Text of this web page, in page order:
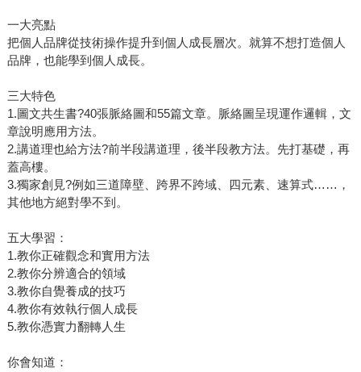
一大亮點
把個人品牌從技術操作提升到個人成長層次。就算不想打造個人
品牌，也能學到個人成長。
三大特色
1.圖文共生書?40張脈絡圖和55篇文章。脈絡圖呈現運作邏輯，文
章說明應用方法。
2.講道理也給方法?前半段講道理，後半段教方法。先打基礎，再
蓋高樓。
3.獨家創見?例如三道障壁、跨界不跨域、四元素、速算式……，
其他地方絕對學不到。
五大學習：
1.教你正確觀念和實用方法
2.教你分辨適合的領域
3.教你自覺養成的技巧
4.教你有效執行個人成長
5.教你憑實力翻轉人生
你會知道：